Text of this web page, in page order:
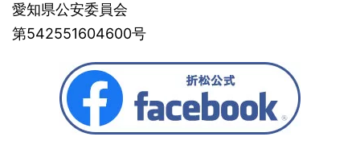
愛知県公安委員会
第542551604600号